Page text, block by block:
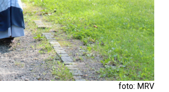
foto: MRV